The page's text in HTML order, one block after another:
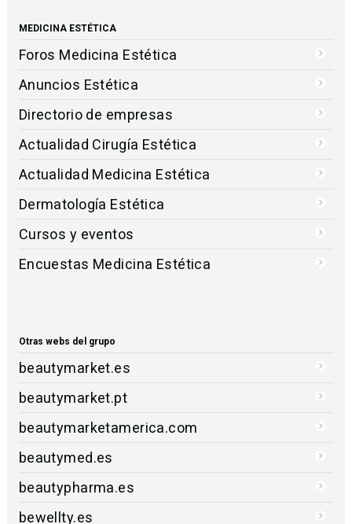
MEDICINA ESTÉTICA
Foros Medicina Estética
Anuncios Estética
Directorio de empresas
Actualidad Cirugía Estética
Actualidad Medicina Estética
Dermatología Estética
Cursos y eventos
Encuestas Medicina Estética
Otras webs del grupo
beautymarket.es
beautymarket.pt
beautymarketamerica.com
beautymed.es
beautypharma.es
bewellty.es